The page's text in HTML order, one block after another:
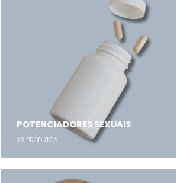
POTENCIADORES SEXUAIS
38 PRODUTOS